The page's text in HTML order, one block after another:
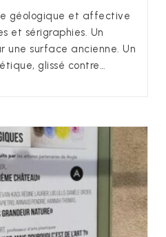
géologique et affective
et sérigraphies. Un
une surface ancienne. Un
glissé contre…